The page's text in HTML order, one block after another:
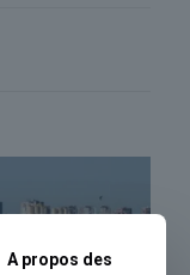
A propos des